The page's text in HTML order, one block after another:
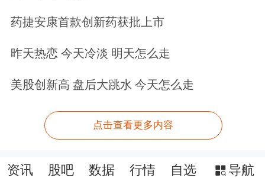
药捷安康首款创新药获批上市
昨天热恋 今天冷淡 明天怎么走
美股创新高 盘后大跳水 今天怎么走
点击查看更多内容
资讯 股吧 数据 行情 自选 导航